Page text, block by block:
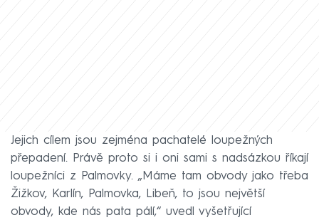
Jejich cílem jsou zejména pachatelé loupežných
přepadení. Právě proto si i oni sami s nadsázkou říkají
loupežníci z Palmovky. „Máme tam obvody jako třeba
Žižkov, Karlín, Palmovka, Libeň, to jsou největší
obvody, kde nás pata pálí,“ uvedl vyšetřující